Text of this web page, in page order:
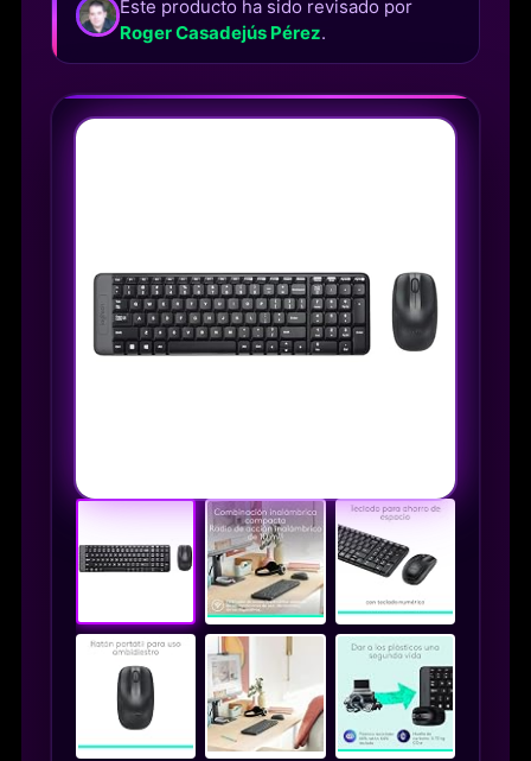
Este producto ha sido revisado por
Roger Casadejús Pérez.